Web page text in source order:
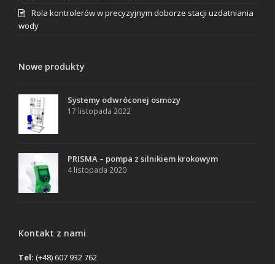
Rola kontrolerów w precyzyjnym doborze stacji uzdatniania
wody
Nowe produkty
Systemy odwróconej osmozy
17 listopada 2022
PRISMA – pompa z silnikiem krokowym
4 listopada 2020
Kontakt z nami
Tel: (+48) 607 932 762